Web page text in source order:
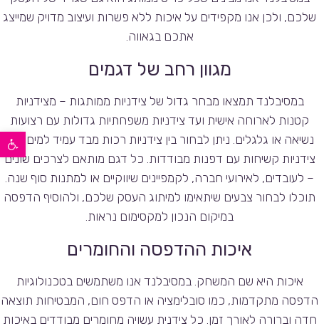
פתח סרגל נגישות
שלכם, ולכן אנו מקפידים על איכות ללא פשרות ועיצוב מדויק שמייצג
אתכם בגאווה.
מגוון רחב של דגמים
במסיבלנד תמצאו מבחר גדול של צידניות ממותגות – מצידניות
קטנות לארוחה אישית ועד צידניות משפחתיות גדולות עם רצועות
נשיאה או גלגלים. ניתן לבחור בין צידניות רכות מבד עמיד למים לבין
צידניות קשיחות עם דפנות מבודדות. כל דגם מותאם לצרכים שונים
– לעובדים, לאירועי חברה, לקמפיינים שיווקיים או למתנות סוף שנה.
תוכלו לבחור צבעים שיתאימו למיתוג העסק שלכם, ולהוסיף הדפסה
במיקום הנכון למקסימום נראות.
איכות ההדפסה והחומרים
איכות היא שם המשחק. במסיבלנד אנו משתמשים בטכנולוגיות
הדפסה מתקדמות, כמו סובלימציה או הדפס חום, המבטיחות תוצאה
חדה וברורה לאורך זמן. כל צידנית עשויה מחומרים מבודדים באיכות